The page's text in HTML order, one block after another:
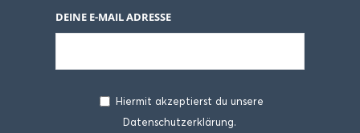
DEINE E-MAIL ADRESSE
Hiermit akzeptierst du unsere
Datenschutzerklärung.